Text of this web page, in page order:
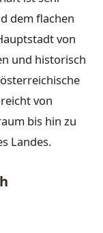
dem flachen
von
und historisch
von
bis hin zu
Landes.